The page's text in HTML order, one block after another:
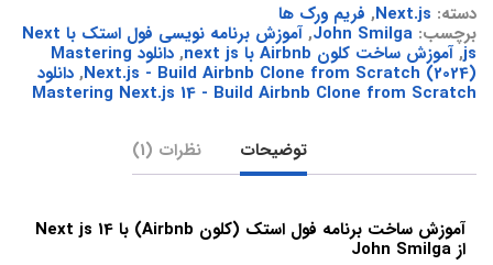
دسته: Next.js
, فریم ورک ها
برچسب: John Smilga
, آموزش برنامه نویسی فول استک با Next
js
, آموزش ساخت کلون Airbnb با next js , دانلود Mastering
Next.js - Build Airbnb Clone from Scratch (2024)
, دانلود
Mastering Next.js 14 - Build Airbnb Clone from Scratch
توضیحات نظرات (1)
آموزش ساخت برنامه فول استک (کلون Airbnb) با Next js 14
از John Smilga